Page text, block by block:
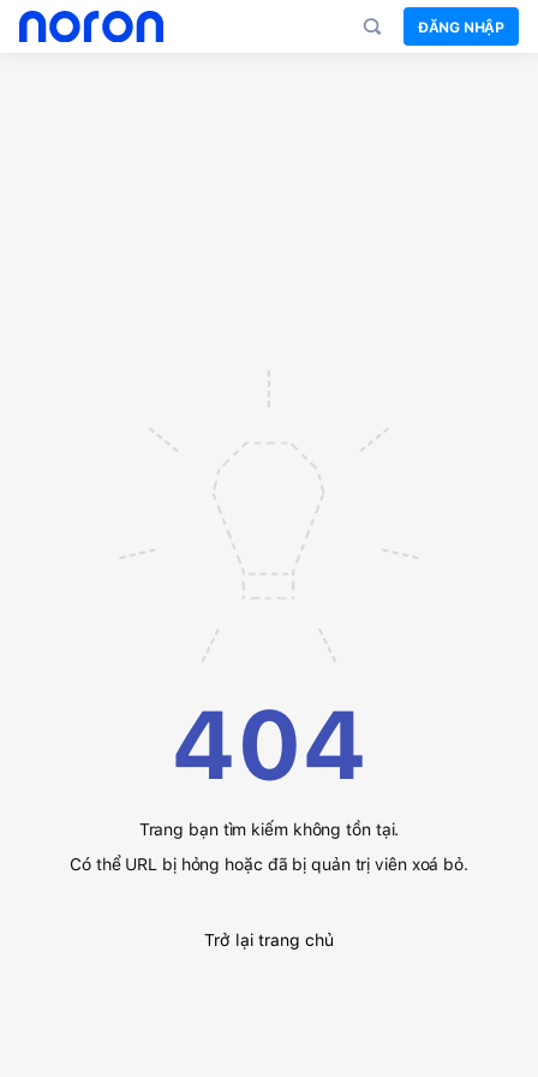
ĐĂNG NHẬP
404
Trang bạn tìm kiếm không tồn tại.
Có thể URL bị hỏng hoặc đã bị quản trị viên xoá bỏ.
Trở lại trang chủ